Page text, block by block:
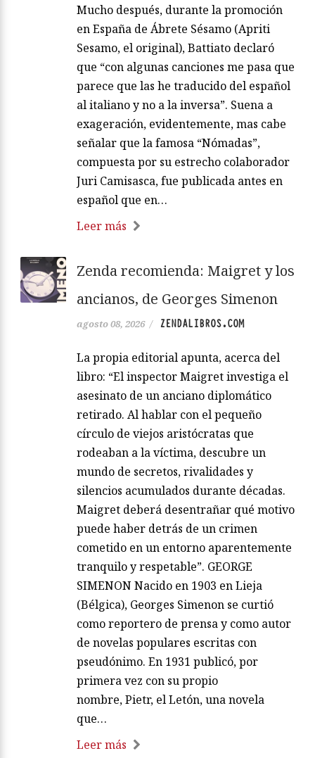
Mucho después, durante la promoción
en España de Ábrete Sésamo (Apriti
Sesamo, el original), Battiato declaró
que “con algunas canciones me pasa que
parece que las he traducido del español
al italiano y no a la inversa”. Suena a
exageración, evidentemente, mas cabe
señalar que la famosa “Nómadas”,
compuesta por su estrecho colaborador
Juri Camisasca, fue publicada antes en
español que en…
Leer más
Zenda recomienda: Maigret y los
ancianos, de Georges Simenon
agosto 08, 2026 / ZENDALIBROS.COM
La propia editorial apunta, acerca del
libro: “El inspector Maigret investiga el
asesinato de un anciano diplomático
retirado. Al hablar con el pequeño
círculo de viejos aristócratas que
rodeaban a la víctima, descubre un
mundo de secretos, rivalidades y
silencios acumulados durante décadas.
Maigret deberá desentrañar qué motivo
puede haber detrás de un crimen
cometido en un entorno aparentemente
tranquilo y respetable”. GEORGE
SIMENON Nacido en 1903 en Lieja
(Bélgica), Georges Simenon se curtió
como reportero de prensa y como autor
de novelas populares escritas con
pseudónimo. En 1931 publicó, por
primera vez con su propio
nombre, Pietr, el Letón, una novela
que…
Leer más